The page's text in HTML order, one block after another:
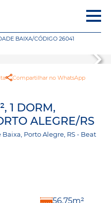
BAIXA/CÓDIGO 26041
Compartilhar no WhatsApp
1 DORM,
ALEGRE/RS
Porto Alegre, RS - Beat
56.75m²